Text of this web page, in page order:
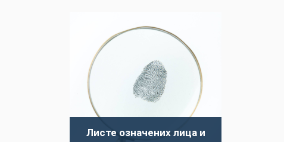
Листе означених лица и